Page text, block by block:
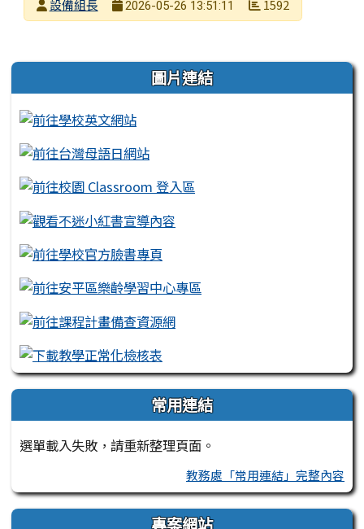
設備組長
2026-05-26 13:51:11 1592
左邊區域內容 圖片連結
常用連結
選單載入失敗，請重新整理頁面。
教務處「常用連結」完整內容
專案網站